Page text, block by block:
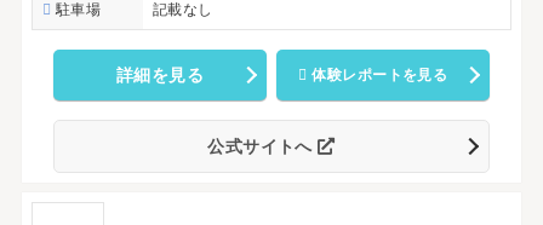
駐車場 記載なし
詳細を見る 体験レポートを見る
公式サイトへ